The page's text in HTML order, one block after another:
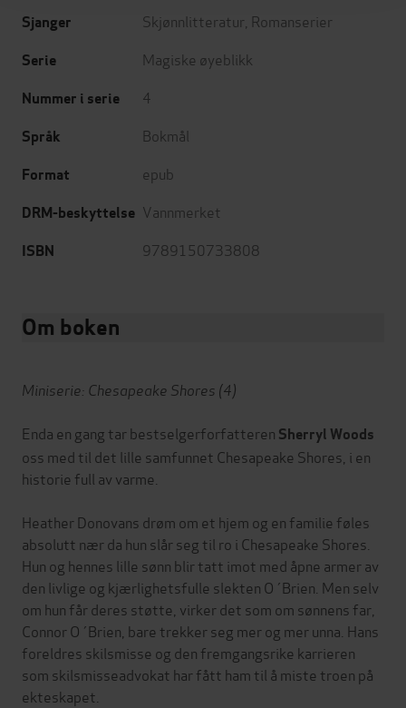
Sjanger Skjønnlitteratur Romanserier
Serie Magiske øyeblikk
Nummer i serie 4
Språk Bokmål
Format epub
DRM-beskyttelse Vannmerket
ISBN 9789150733808
Om boken
Miniserie: Chesapeake Shores (4)
Enda en gang tar bestselgerforfatteren Sherryl Woods
oss med til det lille samfunnet Chesapeake Shores, i en
historie full av varme.
Heather Donovans drøm om et hjem og en familie føles
absolutt nær da hun slår seg til ro i Chesapeake Shores.
Hun og hennes lille sønn blir tatt imot med åpne armer av
den livlige og kjærlighetsfulle slekten O´Brien. Men selv
om hun får deres støtte, virker det som om sønnens far,
Connor O´Brien, bare trekker seg mer og mer unna. Hans
foreldres skilsmisse og den fremgangsrike karrieren
som skilsmisseadvokat har fått ham til å miste troen på
ekteskapet.